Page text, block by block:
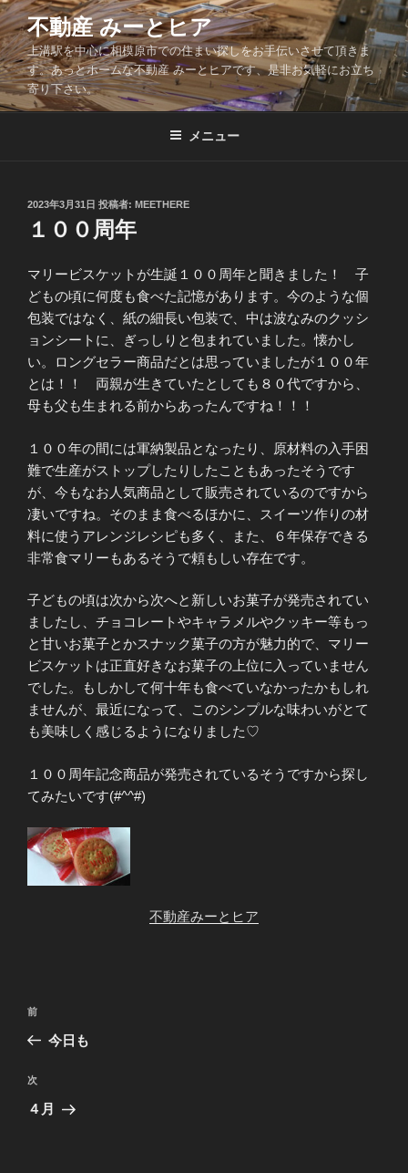
コ
ン
テ
ン
ツ
不動産 みーとヒア
上溝駅を中心に相模原市での住まい探しをお手伝いさせて頂きま
す。あっとホームな不動産 みーとヒアです、是非お気軽にお立ち
寄り下さい。
メニュー
投
日:
2023年3月31日 投稿者: MEETHERE
１００周年
マリービスケットが生誕１００周年と聞きました！ 子
どもの頃に何度も食べた記憶があります。今のような個
包装ではなく、紙の細長い包装で、中は波なみのクッシ
ョンシートに、ぎっしりと包まれていました。懐かし
い。ロングセラー商品だとは思っていましたが１００年
とは！！ 両親が生きていたとしても８０代ですから、
母も父も生まれる前からあったんですね！！！
１００年の間には軍納製品となったり、原材料の入手困
難で生産がストップしたりしたこともあったそうです
が、今もなお人気商品として販売されているのですから
凄いですね。そのまま食べるほかに、スイーツ作りの材
料に使うアレンジレシピも多く、また、６年保存できる
非常食マリーもあるそうで頼もしい存在です。
子どもの頃は次から次へと新しいお菓子が発売されてい
ましたし、チョコレートやキャラメルやクッキー等もっ
と甘いお菓子とかスナック菓子の方が魅力的で、マリー
ビスケットは正直好きなお菓子の上位に入っていません
でした。もしかして何十年も食べていなかったかもしれ
ませんが、最近になって、このシンプルな味わいがとて
も美味しく感じるようになりました♡
１００周年記念商品が発売されているそうですから探し
てみたいです(#^^#)
不動産みーとヒア
投
ビ
ゲ
前
の
稿
前
今日も
次
の
次
４月